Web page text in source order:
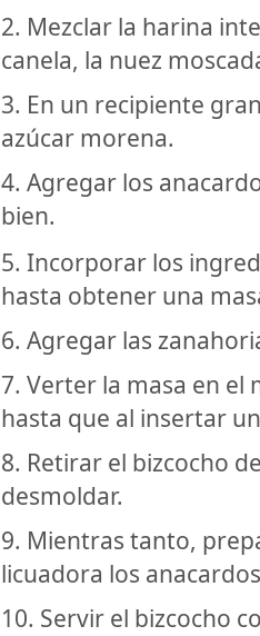
2. Mezclar la harina
canela, la nuez
3. En un recipiente
azúcar morena.
4. Agregar los
bien.
5. Incorporar los
hasta obtener una
6. Agregar las
7. Verter la masa en
hasta que al insertar
8. Retirar el bizcocho
desmoldar.
9. Mientras tanto,
licuadora los
10. Servir el bizcocho